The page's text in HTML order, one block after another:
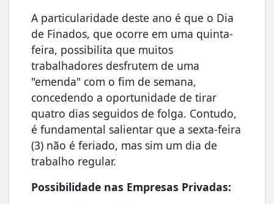
A particularidade deste ano é que o Dia
de Finados, que ocorre em uma quinta-
feira, possibilita que muitos
trabalhadores desfrutem de uma
"emenda" com o fim de semana,
concedendo a oportunidade de tirar
quatro dias seguidos de folga. Contudo,
é fundamental salientar que a sexta-feira
(3) não é feriado, mas sim um dia de
trabalho regular.
Possibilidade nas Empresas Privadas: